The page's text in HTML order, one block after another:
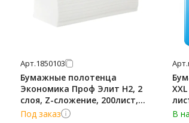
Арт.1850103
Бумажные полотенца
Экономика Проф Элит H2, 2
слоя, Z-сложение, 200лист,
белые, 15 пачек, Т-0240
Под заказ
Арт.
В